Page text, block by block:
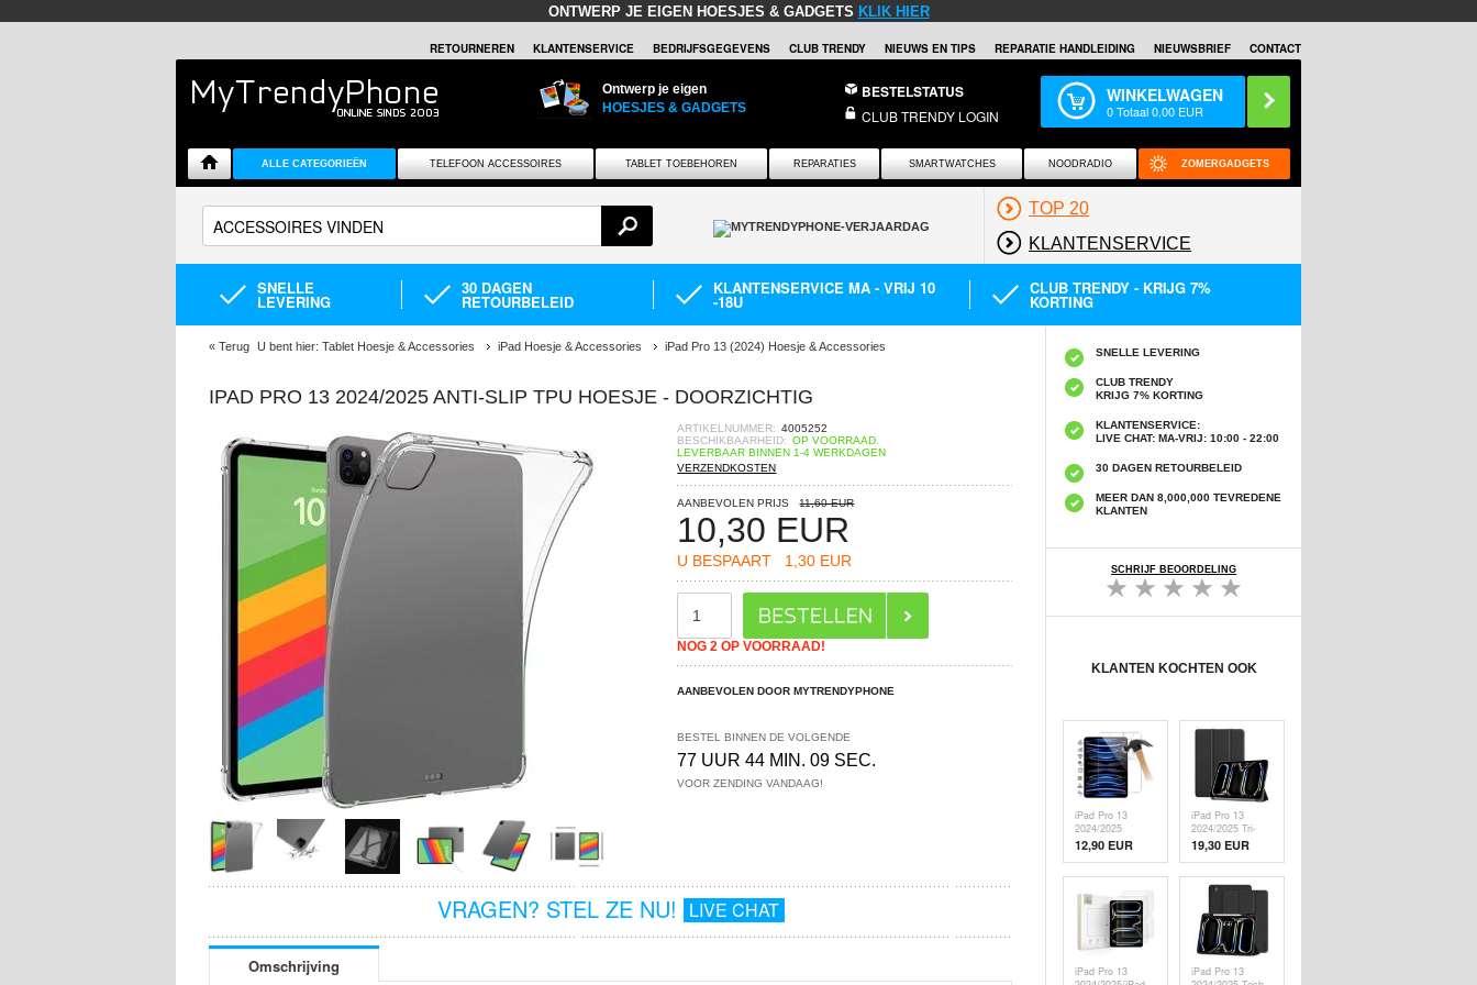
ONTWERP JE EIGEN HOESJES & GADGETS KLIK HIER
RETOURNEREN KLANTENSERVICE BEDRIJFSGEGEVENS CLUB TRENDY NIEUWS EN TIPS REPARATIE HANDLEIDING NIEUWSBRIEF CONTACT
Ontwerp je eigen
HOESJES & GADGETS
BESTELSTATUS
CLUB TRENDY LOGIN
WINKELWAGEN
0Totaal0,00 EUR
ALLE CATEGORIEËN TELEFOON ACCESSOIRES TABLET TOEBEHOREN REPARATIES SMARTWATCHES NOODRADIO ZOMERGADGETS
TOP 20
KLANTENSERVICE
SNELLE
LEVERING
30 DAGEN
RETOURBELEID
KLANTENSERVICE MA - VRIJ 10
-18U
CLUB TRENDY - KRIJG 7%
KORTING
« Terug U bent hier: Tablet Hoesje & Accessories iPad Hoesje & Accessories iPad Pro 13 (2024) Hoesje & Accessories
IPAD PRO 13 2024/2025 ANTI-SLIP TPU HOESJE - DOORZICHTIG
ARTIKELNUMMER: 4005252
BESCHIKBAARHEID: OP VOORRAAD.
LEVERBAAR BINNEN 1-4 WERKDAGEN
VERZENDKOSTEN
AANBEVOLEN PRIJS 11,60 EUR
10,30 EUR
U BESPAART 1,30 EUR
NOG 2 OP VOORRAAD!
AANBEVOLEN DOOR MYTRENDYPHONE
BESTEL BINNEN DE VOLGENDE
77 UUR 44 MIN. 09 SEC.
VOOR ZENDING VANDAAG!
VRAGEN? STEL ZE NU! LIVE CHAT
Omschrijving
SNELLE LEVERING
CLUB TRENDY
KRIJG 7% KORTING
KLANTENSERVICE:
LIVE CHAT: MA-VRIJ: 10:00 - 22:00
30 DAGEN RETOURBELEID
MEER DAN 8,000,000 TEVREDENE
KLANTEN
SCHRIJF BEOORDELING
KLANTEN KOCHTEN OOK
iPad Pro 13
2024/2025
Glazen
Screenprotector -
9H, 0.3mm -
Case Friendly -
Doorzichtig
12,90 EUR
iPad Pro 13
2024/2025 Tri-
Fold Series
Smart Folio Case
- Zwart
19,30 EUR
iPad Pro 13
iPad Pro 13